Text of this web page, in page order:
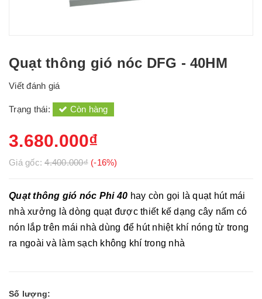
Quạt thông gió nóc DFG - 40HM
Viết đánh giá
Trạng thái: Còn hàng
3.680.000₫
Giá gốc:4.400.000₫ (-16%)
Quạt thông gió nóc Phi 40 hay còn gọi là quạt hút mái
nhà xưởng là dòng quạt được thiết kế dạng cây nấm có
nón lắp trên mái nhà dùng để hút nhiệt khí nóng từ trong
ra ngoài và làm sạch không khí trong nhà
Số lượng: